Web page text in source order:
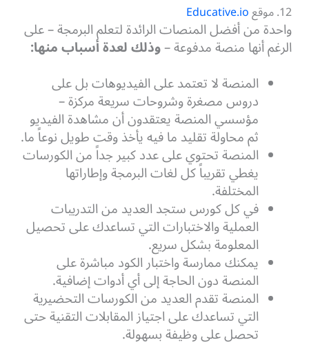
12. موقع Educative.io
واحدة من أفضل المنصات الرائدة لتعلم البرمجة – على
الرغم أنها منصة مدفوعة –وذلك لعدة أسباب منها:
المنصة لا تعتمد على الفيديوهات بل على
دروس مصغرة وشروحات سريعة مركزة –
مؤسسي المنصة يعتقدون أن مشاهدة الفيديو
ثم محاولة تقليد ما فيه يأخذ وقت طويل نوعاً ما.
المنصة تحتوي على عدد كبير جداً من الكورسات
يغطي تقريباً كل لغات البرمجة وإطاراتها
المختلفة.
في كل كورس ستجد العديد من التدريبات
العملية والاختبارات التي تساعدك على تحصيل
المعلومة بشكل سريع.
يمكنك ممارسة واختبار الكود مباشرة على
المنصة دون الحاجة إلى أي أدوات إضافية.
المنصة تقدم العديد من الكورسات التحضيرية
التي تساعدك على اجتياز المقابلات التقنية حتى
تحصل على وظيفة بسهولة.